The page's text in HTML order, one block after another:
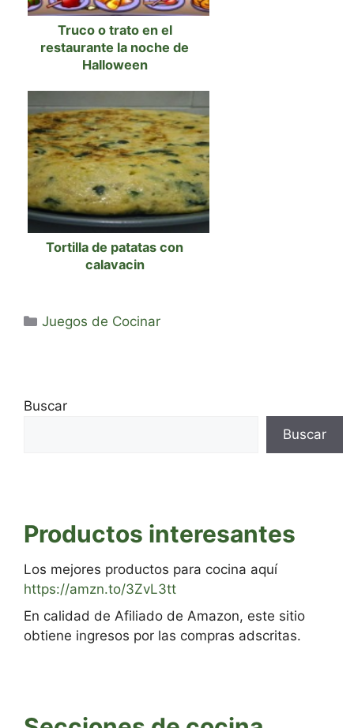
Truco o trato en el
restaurante la noche de
Halloween
Tortilla de patatas con
calavacin
Categorías
Juegos de Cocinar
Buscar
Buscar
Productos interesantes
Los mejores productos para cocina aquí
https://amzn.to/3ZvL3tt
En calidad de Afiliado de Amazon, este sitio
obtiene ingresos por las compras adscritas.